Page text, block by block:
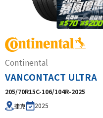
Continental
VANCONTACT ULTRA
205/70R15C-106/104R-2025
捷克
2025